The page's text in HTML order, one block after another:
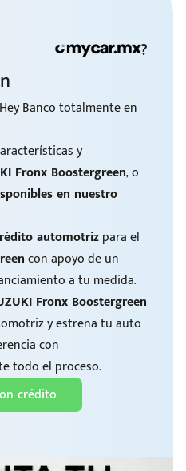
?
Banco totalmente en
y
Fronx Boostergreen, o
en nuestro
automotrizpara el
con apoyo de un
a tu medida.
Fronx Boostergreen
y estrena tu auto
con
todo el proceso.
crédito